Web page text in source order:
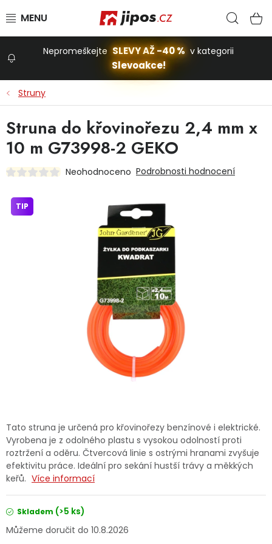
Stavba a dům
Autodoplňky
Fotovoltaika
Výprodej
Značky
Nepromeškejte SLEVY AŽ -40 % v kategorii
Slevoakce!
Struny
Tato struna je určená pro křovinořezy benzínové i elektrické.
Vyrobena je z odolného plastu s vysokou odolností proti
roztržení a oděru. Čtvercová linie s ostrými hranami zvyšuje
efektivitu práce. Ideální pro sekání hustší trávy a měkkých
keřů. Více informací
Skladem (>5 ks)
10.8.2026
Struna do křovinořezu 2,4 mm x
10 m G73998-2 GEKO
Neohodnoceno Podrobnosti hodnocení
TIP